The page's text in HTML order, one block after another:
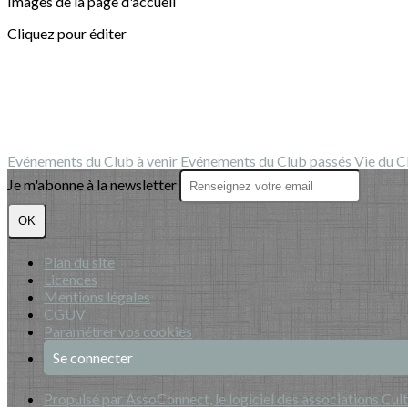
Cliquez pour éditer
Evénements du Club à venir Evénements du Club passés Vie du
Je m'abonne à la newsletter
OK
Plan du site
Licences
Mentions légales
CGUV
Paramétrer vos cookies
Se connecter
Propulsé par AssoConnect, le logiciel des associations